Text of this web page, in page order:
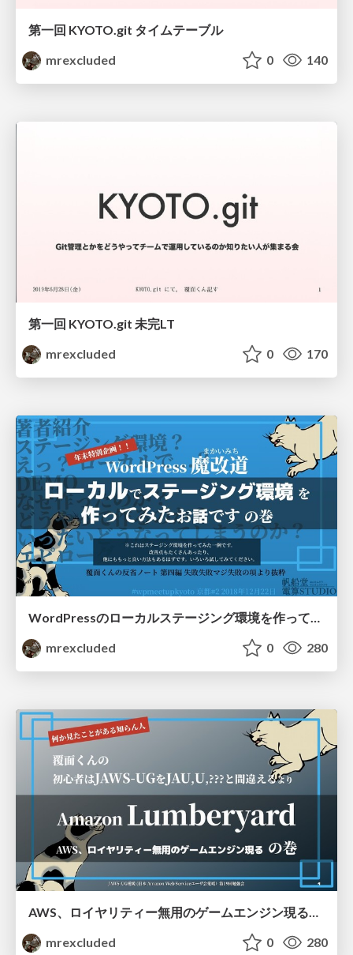
第一回 KYOTO.git タイムテーブル
mrexcluded
0 140
第一回 KYOTO.git 未完LT
mrexcluded
0 170
WordPressのローカルステージング環境を作ってみたお話です
mrexcluded
0 280
AWS、ロイヤリティー無用のゲームエンジン現るの巻
mrexcluded
0 280